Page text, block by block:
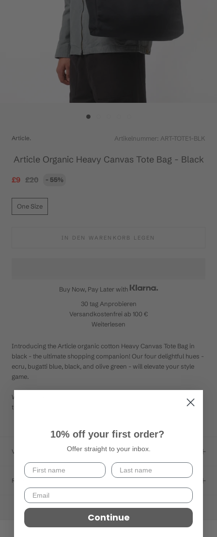
Article. Artikelnummer: ART-TOTE1-BLK
Article Organic Heavy Canvas Tote Bag - Black
£9 £20 - 55%
One Size
IN DEN WARENKORB LEGEN
Buy Now, Pay Later with
30 tag Anprobieren
Versandkostenfrei ab 100 €
Weiterlesen
Introducing the Article organic cotton Heavy Canvas Tote Bag in
black - the ultimate shopping companion! Our four delightful hues -
ecru, bugatti blue, black, and olive green - will elevate your style
game.
With a sleek Article signature print and branded tab on the seam,
this tote bag is a must-have for any adventure!
Versand
Rückgabe & Umtausch
10% off your first order?
Offer straight to your inbox.
Continue